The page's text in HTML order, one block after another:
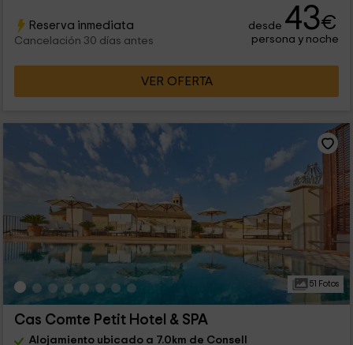
Reserva inmediata
Cancelación 30 días antes
desde 43€
persona y noche
VER OFERTA
51 Fotos
Cas Comte Petit Hotel & SPA
Alojamiento ubicado a 7.0km de Consell